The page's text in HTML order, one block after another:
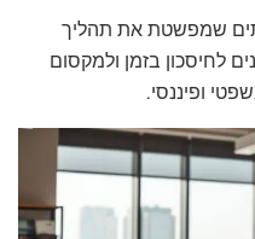
שמפשטת את תהליך
לחיסכון בזמן ולמקסום
ופיננסי.